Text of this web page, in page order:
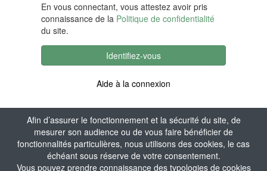
Afin d’assurer le fonctionnement et la sécurité du site, de
mesurer son audience ou de vous faire bénéficier de
fonctionnalités particulières, nous utilisons des cookies, le cas
échéant sous réserve de votre consentement.
Vous pouvez prendre connaissance des typologies de cookies
En vous connectant, vous attestez avoir pris
connaissance de la Politique de confidentialité
du site.
Identifiez-vous
Aide à la connexion